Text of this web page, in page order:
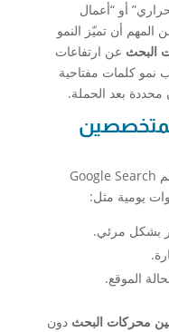
أو “أعمال
المهم أن تميّز النمو
البحث عن ارتفاعات
نمو كلمات مفتاحية
بعد الحملة.
لا يحتاج صاحب العمل التقليدي إلى تعلم Google Search
بشكل مرئي.
الموقع.
محركات البحث دون